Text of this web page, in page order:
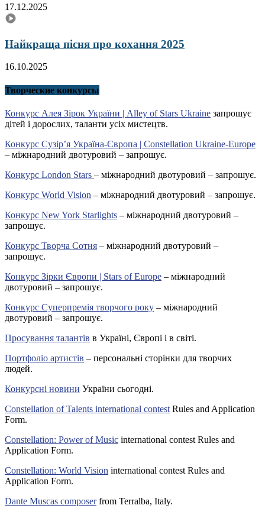
17.12.2025
Найкраща пісня про кохання 2025
16.10.2025
Творческие конкурсы
Конкурс Алея Зірок України | Alley of Stars Ukraine запрошує
дітей і дорослих, таланти усіх мистецтв.
Конкурс Сузір’я Україна-Європа | Constellation Ukraine-Europe
– міжнародний двотуровий – запрошує.
Конкурс London Stars – міжнародний двотуровий – запрошує.
Конкурс World Vision – міжнародний двотуровий – запрошує.
Конкурс New York Starlights – міжнародний двотуровий –
запрошує.
Конкурс Творча Сотня – міжнародний двотуровий –
запрошує.
Конкурс Зірки Європи | Stars of Europe – міжнародний
двотуровий – запрошує.
Конкурс Суперпремія творчого року – міжнародний
двотуровий – запрошує.
Просування талантів в Україні, Європі і в світі.
Портфоліо артистів – персональні сторінки для творчих
людей.
Конкурсні новини України сьогодні.
Constellation of Talents international contest Rules and Application
Form.
Constellation: Power of Music international contest Rules and
Application Form.
Constellation: World Vision international contest Rules and
Application Form.
Dante Muscas composerfrom Terralba, Italy.